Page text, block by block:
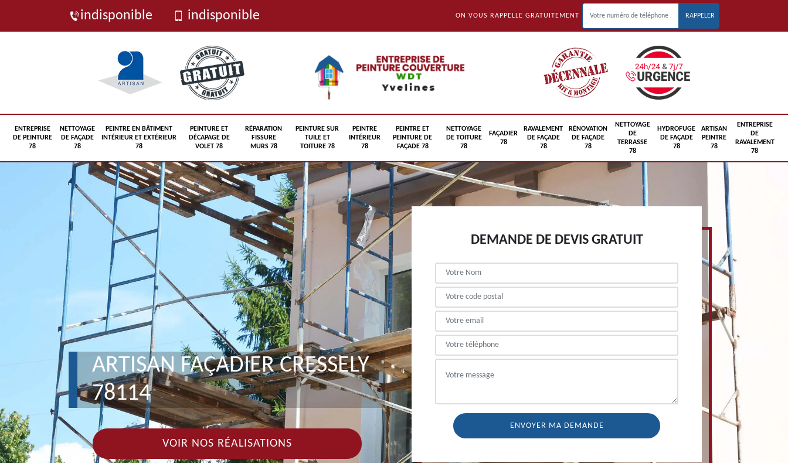
indisponible indisponible ON VOUS RAPPELLE GRATUITEMENT
ENTREPRISE
DE PEINTURE
78
NETTOYAGE
DE FAÇADE
78
PEINTRE EN BÂTIMENT
INTÉRIEUR ET EXTÉRIEUR
78
PEINTURE ET
DÉCAPAGE DE
VOLET 78
RÉPARATION
FISSURE
MURS 78
PEINTURE SUR
TUILE ET
TOITURE 78
PEINTRE
INTÉRIEUR
78
PEINTRE ET
PEINTURE DE
FAÇADE 78
NETTOYAGE
DE TOITURE
78
FAÇADIER
78
RAVALEMENT
DE FAÇADE
78
RÉNOVATION
DE FAÇADE
78
NETTOYAGE
DE
TERRASSE
78
HYDROFUGE
DE FAÇADE
78
ARTISAN
PEINTRE
78
ENTREPRISE
DE
RAVALEMENT
78
ARTISAN FAÇADIER CRESSELY
78114
VOIR NOS RÉALISATIONS
DEMANDE DE DEVIS GRATUIT